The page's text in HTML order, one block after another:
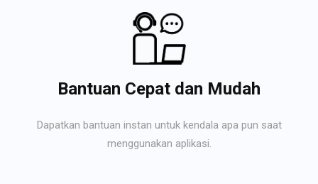
Bantuan Cepat dan Mudah
Dapatkan bantuan instan untuk kendala apa pun saat
menggunakan aplikasi.